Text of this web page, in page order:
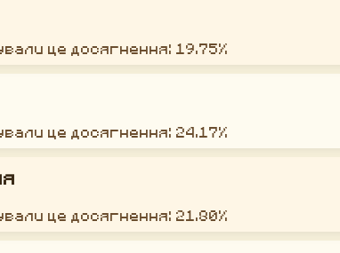
це досягнення: 19.75%
це досягнення: 24.17%
це досягнення: 21.80%